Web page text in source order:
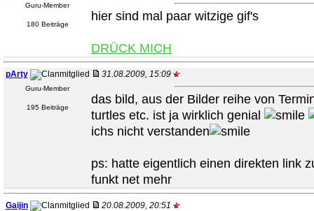
Guru-Member
180 Beiträge
hier sind mal paar witzige gif's
DRÜCK MICH
pArty
Guru-Member
195 Beiträge
31.08.2009, 15:09
das bild, aus der Bilder reihe von
turtles etc. ist ja wirklich genial
ichs nicht verstanden
ps: hatte eigentlich einen direkten link
funkt net mehr
Gaijin 20.08.2009, 20:51